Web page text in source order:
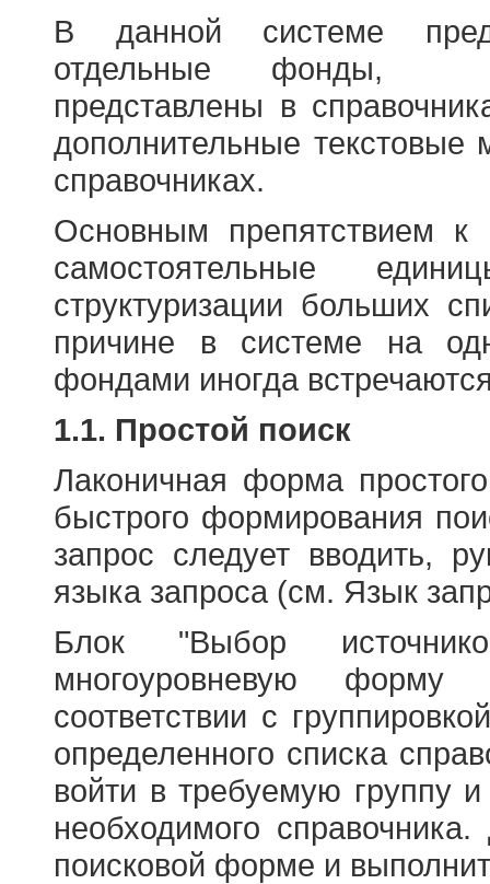
В данной системе
отдельные фонды,
представлены в
дополнительные
справочниках.
Основным препятствием
самостоятельные
структуризации больших
причине в системе на
фондами иногда
1.1. Простой поиск
Лаконичная форма
быстрого формирования
запрос следует вводить,
языка запроса (см. Язык
Блок "Выбор
многоуровневую форму
соответствии с
определенного списка
войти в требуемую группу и
необходимого
поисковой форме и